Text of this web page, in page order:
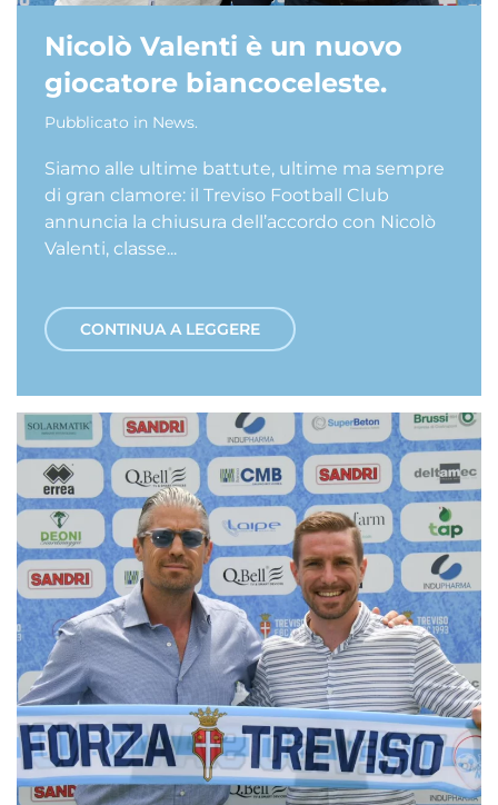
Nicolò Valenti è un nuovo
giocatore biancoceleste.
Pubblicato in News.
Siamo alle ultime battute, ultime ma sempre
di gran clamore: il Treviso Football Club
annuncia la chiusura dell’accordo con Nicolò
Valenti, classe...
CONTINUA A LEGGERE